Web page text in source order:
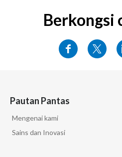
Berkongsi
Pautan Pantas
Mengenai kami
Sains dan Inovasi